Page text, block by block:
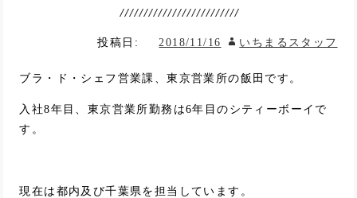
投稿日: 2018/11/16 いちまるスタッフ
ブラ・ド・シェフ営業課、東京営業所の飯田です。
入社8年目、東京営業所勤務は6年目のシティーボーイで
す。
現在は都内及び千葉県を担当しています。